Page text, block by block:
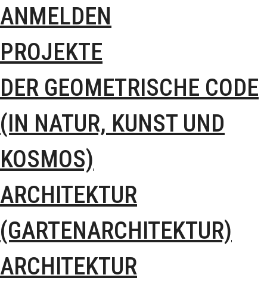
ANMELDEN
PROJEKTE
DER GEOMETRISCHE CODE
(IN NATUR, KUNST UND
KOSMOS)
ARCHITEKTUR
(GARTENARCHITEKTUR)
ARCHITEKTUR